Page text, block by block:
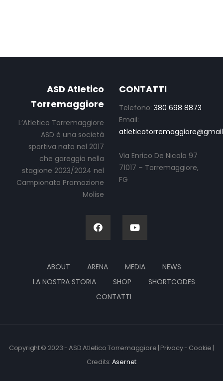
ASD Atletico
Torremaggiore
L’Atletico Torremaggiore
ASD è una società
sportiva nata nel 2017
che gareggia nella
stagione 2023/2024 nel
Campionato Promozione
Molise
CONTATTI
Telefono: 380 698 8873
Email:
Via Enrico De Nicola 97
71017 – Torremaggiore,
FG
ABOUT ARENA MEDIA
NEWS
LA NOSTRA STORIA
SHOP
SHORTCODES
CONTATTI
Copyright © 2023 - ASD Atletico Torremaggiore | Privacy - Cookie |
Credits: Asernet